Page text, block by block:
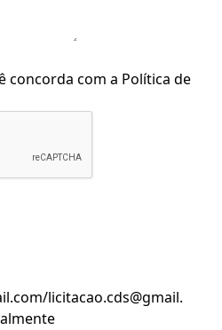
concorda com a Política de
licitacao.cds@gmail.